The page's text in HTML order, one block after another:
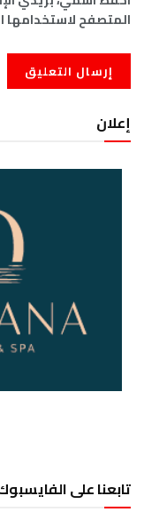
المتصفح لاستخدامها
إعلان
تابعنا على